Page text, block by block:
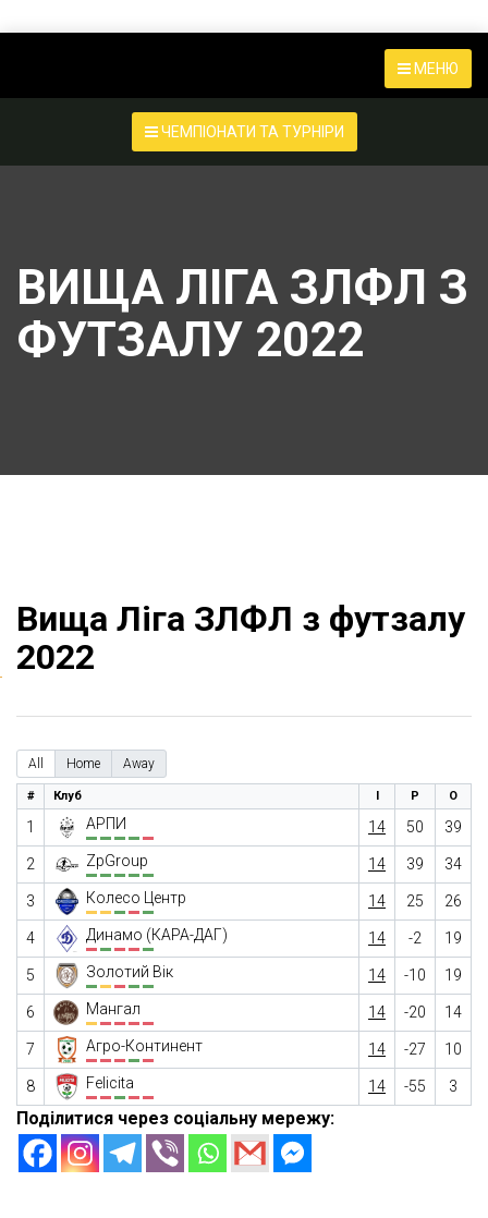
МЕНЮ
ЧЕМПІОНАТИ ТА ТУРНІРИ
ВИЩА ЛІГА ЗЛФЛ З
ФУТЗАЛУ 2022
Вища Ліга ЗЛФЛ з футзалу
2022
All Home Away
# Клуб І Р О
1 АРПИ 14 50 39
2 ZpGroup 14 39 34
3 Колесо Центр 14 25 26
4 Динамо (КАРА-ДАГ) 14 -2 19
5 Золотий Вік 14 -10 19
6 Мангал 14 -20 14
7 Агро-Континент 14 -27 10
8 Felicita 14 -55 3
Поділитися через соціальну мережу: